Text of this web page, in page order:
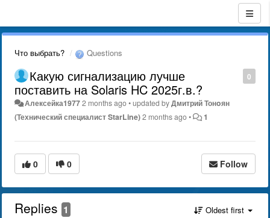
Что выбрать? Questions
0
Какую сигнализацию лучше
поставить на Solaris HC 2025г.в.?
Алексейка19772 months ago•updated byДмитрий Тонoян
(Технический специалист StarLine)2 months ago• 1
0 0 Follow
Replies 1 Oldest first